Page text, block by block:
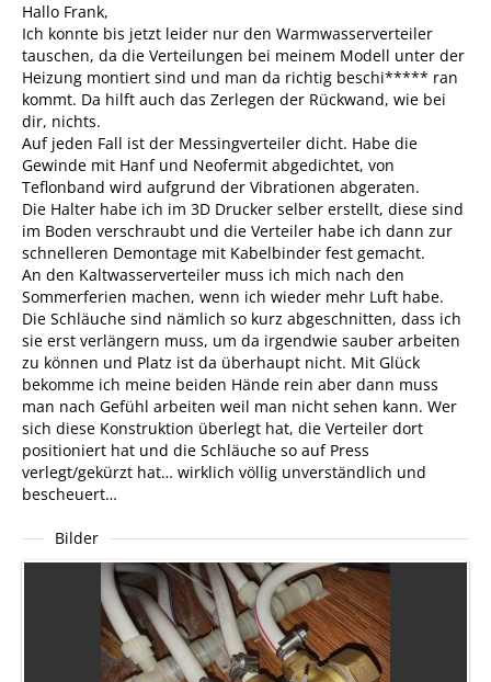
Hallo Frank,
Ich konnte bis jetzt leider nur den Warmwasserverteiler
tauschen, da die Verteilungen bei meinem Modell unter der
Heizung montiert sind und man da richtig beschi***** ran
kommt. Da hilft auch das Zerlegen der Rückwand, wie bei
dir, nichts.
Auf jeden Fall ist der Messingverteiler dicht. Habe die
Gewinde mit Hanf und Neofermit abgedichtet, von
Teflonband wird aufgrund der Vibrationen abgeraten.
Die Halter habe ich im 3D Drucker selber erstellt, diese sind
im Boden verschraubt und die Verteiler habe ich dann zur
schnelleren Demontage mit Kabelbinder fest gemacht.
An den Kaltwasserverteiler muss ich mich nach den
Sommerferien machen, wenn ich wieder mehr Luft habe.
Die Schläuche sind nämlich so kurz abgeschnitten, dass ich
sie erst verlängern muss, um da irgendwie sauber arbeiten
zu können und Platz ist da überhaupt nicht. Mit Glück
bekomme ich meine beiden Hände rein aber dann muss
man nach Gefühl arbeiten weil man nicht sehen kann. Wer
sich diese Konstruktion überlegt hat, die Verteiler dort
positioniert hat und die Schläuche so auf Press
verlegt/gekürzt hat… wirklich völlig unverständlich und
bescheuert…
Bilder